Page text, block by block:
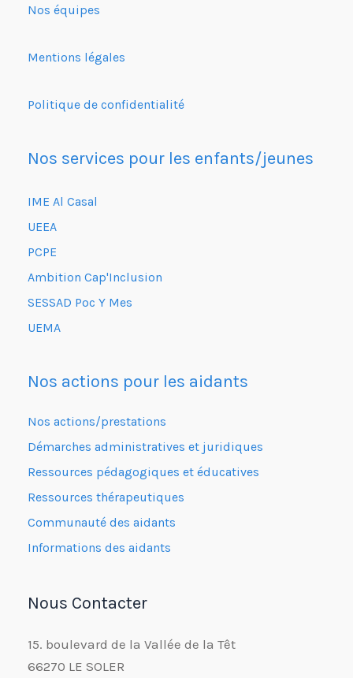
Nos équipes
Mentions légales
Politique de confidentialité
Nos services pour les enfants/jeunes
IME Al Casal
UEEA
PCPE
Ambition Cap'Inclusion
SESSAD Poc Y Mes
UEMA
Nos actions pour les aidants
Nos actions/prestations
Démarches administratives et juridiques
Ressources pédagogiques et éducatives
Ressources thérapeutiques
Communauté des aidants
Informations des aidants
Nous Contacter
15. boulevard de la Vallée de la Têt
66270 LE SOLER